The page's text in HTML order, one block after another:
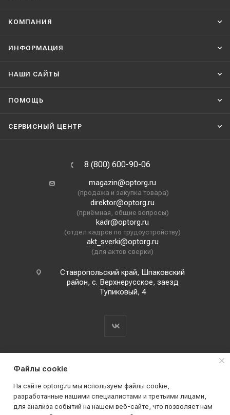
КОМПАНИЯ
ИНФОРМАЦИЯ
НАШИ CАЙТЫ
ПОМОЩЬ
СЕРВИСНЫЙ ЦЕНТР
8 (800) 600-90-06
magazin@optorg.ru
(продажа и закупка товара)
direktor@optorg.ru
(приёмная, общие вопросы)
kadr@optorg.ru
(отдел кадров по трудоустройству)
akt_sverki@optorg.ru
(для актов сверки)
Ставропольский край, Шпаковский
район, с. Верхнерусское, заезд
Тупиковый, 4
2019 - 2026 © АО КПК "Ставропольстройопторг"
Файлы cookie
На сайте optorg.ru мы используем файлы cookie,
разработанные нашими специалистами и третьими лицами,
для анализа событий на нашем веб-сайте, что позволяет нам